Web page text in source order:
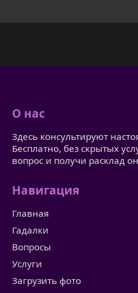
О нас
Здесь консультируют
Бесплатно, без скрытых
вопрос и получи расклад
Навигация
Главная
Гадалки
Вопросы
Услуги
Загрузить фото